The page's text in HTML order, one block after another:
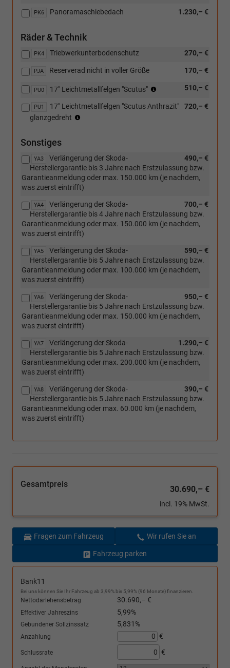
PK6 1.230,– €
Panoramaschiebedach
Räder & Technik
PK4 270,– €
Triebwerkunterbodenschutz
PJA 170,– €
Reserverad nicht in voller Größe
PU0 510,– €
17" Leichtmetallfelgen "Scutus"
R17
PU1 720,– €
17" Leichtmetallfelgen "Scutus Anthrazit"
glanzgedreht
225/55
R17
(4x4)
Sonstiges
YA3 490,– €
Verlängerung der Skoda-
Herstellergarantie bis 3 Jahre nach Erstzulassung bzw.
Garantieanmeldung oder max. 150.000 km (je nachdem,
was zuerst eintrifft)
YA4 700,– €
Verlängerung der Skoda-
Herstellergarantie bis 4 Jahre nach Erstzulassung bzw.
Garantieanmeldung oder max. 150.000 km (je nachdem,
was zuerst eintrifft)
YA5 590,– €
Verlängerung der Skoda-
Herstellergarantie bis 5 Jahre nach Erstzulassung bzw.
Garantieanmeldung oder max. 100.000 km (je nachdem,
was zuerst eintrifft)
YA6 950,– €
Verlängerung der Skoda-
Herstellergarantie bis 5 Jahre nach Erstzulassung bzw.
Garantieanmeldung oder max. 150.000 km (je nachdem,
was zuerst eintrifft)
YA7 1.290,– €
Verlängerung der Skoda-
Herstellergarantie bis 5 Jahre nach Erstzulassung bzw.
Garantieanmeldung oder max. 200.000 km (je nachdem,
was zuerst eintrifft)
YA8 390,– €
Verlängerung der Skoda-
Herstellergarantie bis 5 Jahre nach Erstzulassung bzw.
Garantieanmeldung oder max. 60.000 km (je nachdem,
was zuerst eintrifft)
Gesamtpreis
30.690,– €
incl. 19% MwSt.
Fragen zum Fahrzeug Wir rufen Sie an
Fahrzeug parken
Bank11
Bei uns können Sie Ihr Fahrzeug ab 3,99% bis 5,99% (96 Monate) finanzieren.
Nettodarlehensbetrag 30.690,– €
Effektiver Jahreszins 5,99%
Gebundener Sollzinssatz 5,831%
Anzahlung €
Schlussrate €